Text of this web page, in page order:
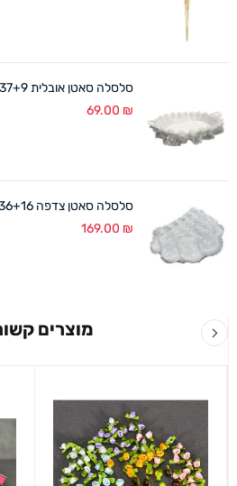
סלסלה סאטן אובלית 50/37+9 ס"מ לבן
69.00 ₪
סלסלה סאטן צדפה 55/36+16 ס"מ לבן
169.00 ₪
מוצרים